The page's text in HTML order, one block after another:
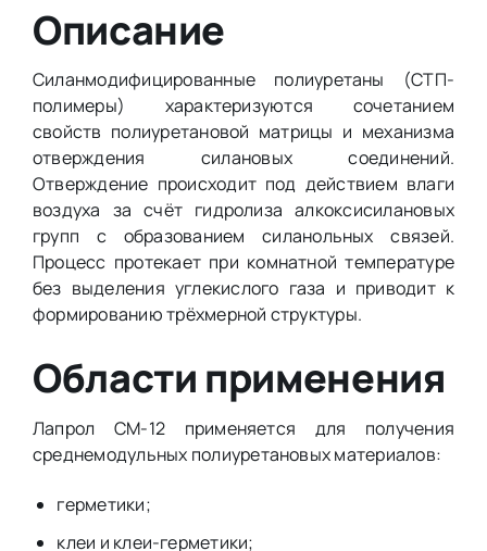
Описание
Силанмодифицированные полиуретаны (СТП-
полимеры) характеризуются сочетанием
свойств полиуретановой матрицы и механизма
отверждения силановых соединений.
Отверждение происходит под действием влаги
воздуха за счёт гидролиза алкоксисилановых
групп с образованием силанольных связей.
Процесс протекает при комнатной температуре
без выделения углекислого газа и приводит к
формированию трёхмерной структуры.
Области применения
Лапрол СМ-12 применяется для получения
среднемодульных полиуретановых материалов:
герметики;
клеи и клеи-герметики;